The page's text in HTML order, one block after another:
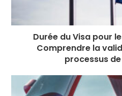
Durée du Visa pour
Comprendre la
processus